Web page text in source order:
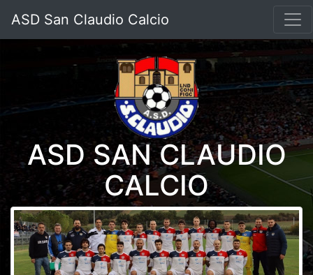
ASD San Claudio Calcio
ASD SAN CLAUDIO
CALCIO